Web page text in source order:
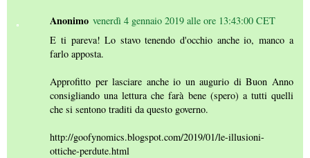
Anonimo venerdì 4 gennaio 2019 alle ore 13:43:00 CET
E ti pareva! Lo stavo tenendo d'occhio anche io, manco a
farlo apposta.
Approfitto per lasciare anche io un augurio di Buon Anno
consigliando una lettura che farà bene (spero) a tutti quelli
che si sentono traditi da questo governo.
http://goofynomics.blogspot.com/2019/01/le-illusioni-
ottiche-perdute.html